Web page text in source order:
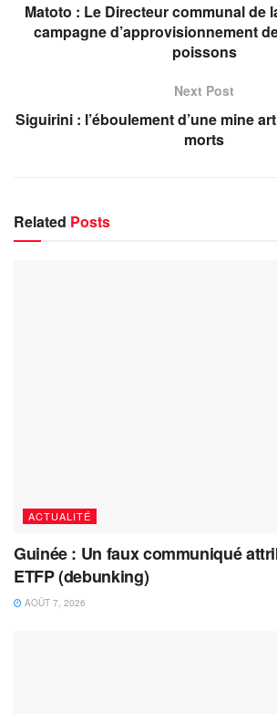
Matoto : Le Directeur communal de
campagne d’approvisionnement
poissons
Next Post
Siguirini : l’éboulement d’une mine
morts
Related Posts
ACTUALITÉ
Guinée : Un faux communiqué
ETFP (debunking)
AOÛT 7, 2026